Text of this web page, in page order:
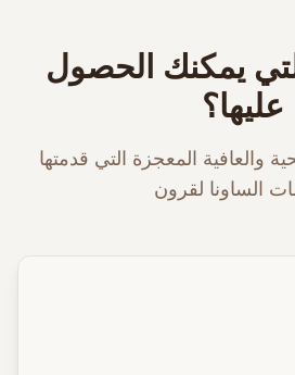
يمكنك الحصول
عليها؟
والعافية المعجزة التي قدمتها
الساونا لقرون